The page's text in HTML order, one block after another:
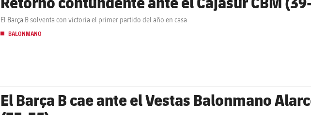
El Barça B solventa con victoria el primer partido del año en casa
BALONMANO
El Barça B cae ante el Vestas Balonmano